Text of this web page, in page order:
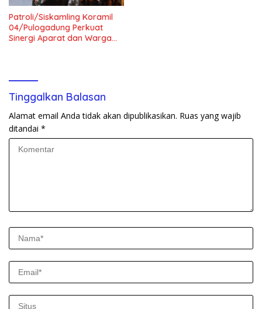
Patroli/Siskamling Koramil
04/Pulogadung Perkuat
Sinergi Aparat dan Warga
Tinggalkan Balasan
Alamat email Anda tidak akan dipublikasikan. Ruas yang wajib
ditandai *